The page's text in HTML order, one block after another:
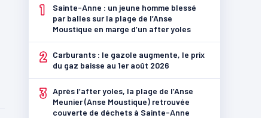
1
Sainte-Anne : un jeune homme blessé
par balles sur la plage de l’Anse
Moustique en marge d’un after yoles
2
Carburants : le gazole augmente, le prix
du gaz baisse au 1er août 2026
3 Après l’after yoles, la plage de l’Anse
Meunier (Anse Moustique) retrouvée
couverte de déchets à Sainte-Anne